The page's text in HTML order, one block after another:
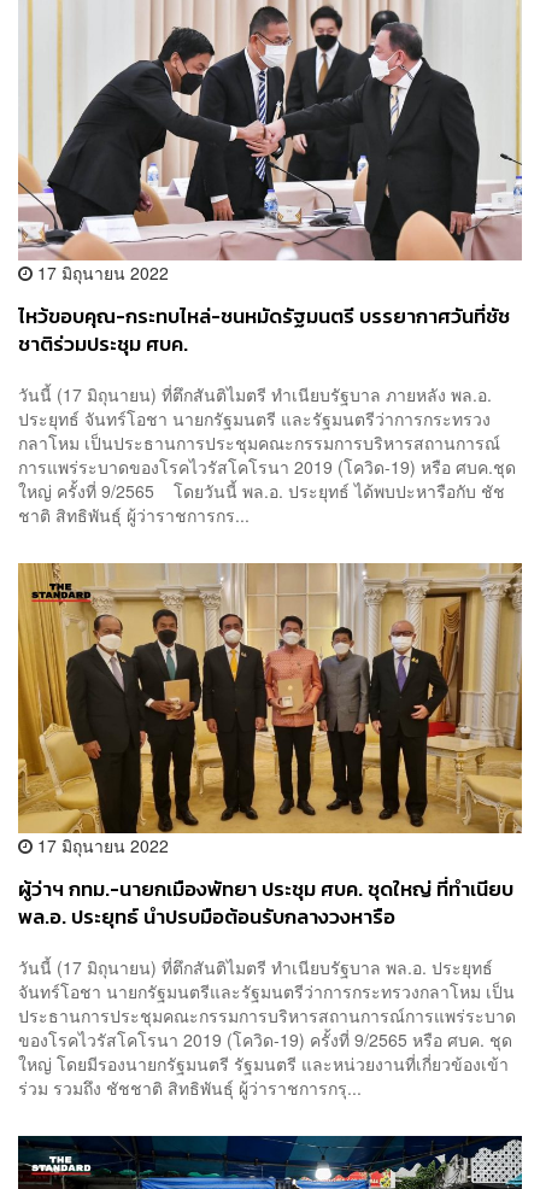
17 มิถุนายน 2022
ไหว้ขอบคุณ-กระทบไหล่-ชนหมัดรัฐมนตรี บรรยากาศวันที่ชัช
ชาติร่วมประชุม ศบค.
วันนี้ (17 มิถุนายน) ที่ตึกสันติไมตรี ทำเนียบรัฐบาล ภายหลัง พล.อ.
ประยุทธ์ จันทร์โอชา นายกรัฐมนตรี และรัฐมนตรีว่าการกระทรวง
กลาโหม เป็นประธานการประชุมคณะกรรมการบริหารสถานการณ์
การแพร่ระบาดของโรคไวรัสโคโรนา 2019 (โควิด-19) หรือ ศบค.ชุด
ใหญ่ ครั้งที่ 9/2565 โดยวันนี้ พล.อ. ประยุทธ์ ได้พบปะหารือกับ ชัช
ชาติ​ สิทธิ​พันธุ์​ ผู้ว่าราชการกร...
17 มิถุนายน 2022
ผู้ว่าฯ กทม.-นายกเมืองพัทยา ประชุม ศบค. ชุดใหญ่ ที่ทำเนียบ
พล.อ. ประยุทธ์ นำปรบมือต้อนรับกลางวงหารือ
วันนี้ (17 มิถุนายน) ที่ตึกสันติไมตรี ทำเนียบรัฐบาล พล.อ. ประยุทธ์
จันทร์โอชา นายกรัฐมนตรีและรัฐมนตรีว่าการกระทรวงกลาโหม เป็น
ประธานการประชุมคณะกรรมการบริหารสถานการณ์การแพร่ระบาด
ของโรคไวรัสโคโรนา 2019 (โควิด-19) ครั้งที่ 9/2565 หรือ ศบค. ชุด
ใหญ่ โดยมีรองนายกรัฐมนตรี รัฐมนตรี และหน่วยงานที่เกี่ยวข้องเข้า
ร่วม รวมถึง ชัชชาติ สิทธิพันธุ์ ผู้ว่าราชการกรุ...